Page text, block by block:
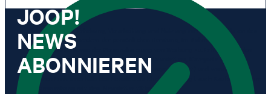
*Ich stimme der Erhebung, Verarbeitung und Nutzung von Tracking-Daten des
Newsletters zu Zwecken der persönlichen Beratung, im Rahmen des
Kundenservice sowie der Personalisierung von Werbung zu. Erhoben werden
Informationen zum Newsletter (Name des Newsletters, Kategorie des
Newsletters, Zeitpunkt des Versands, Öffnungszeitpunkt) und wann ich auf
welchen Link innerhalb des Newsletters klicke sowie ggf. auch Käufe, die ich im
Zusammenhang mit dem Newsletter tätige.
JOOP!
NEWS
ABONNIEREN